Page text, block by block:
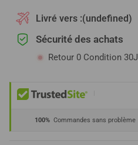
Livré vers :(undefined)
Sécurité des achats
Retour 0 Condition 30J
100% Commandes sans problème